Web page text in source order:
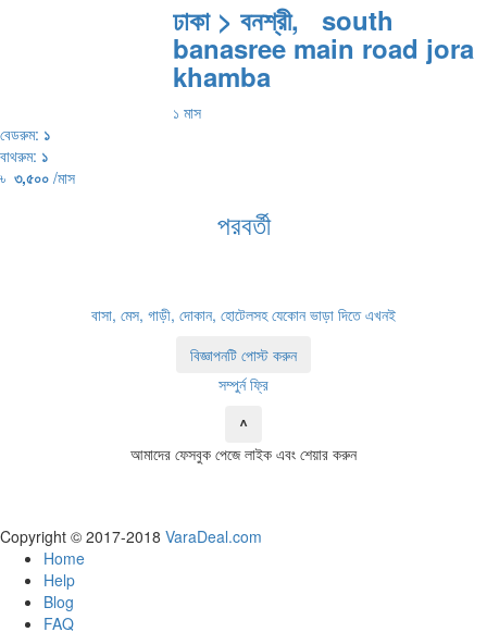
ঢাকা > বনশ্রী, south
banasree main road jora
khamba
১ মাস
বেডরুম: ১
বাথরুম: ১
৳ ৩,৫০০ /মাস
পরবর্তী
বাসা, মেস, গাড়ী, দোকান, হোটেলসহ যেকোন ভাড়া দিতে এখনই
বিজ্ঞাপনটি পোস্ট করুন
সম্পুর্ন ফ্রি
^
আমাদের ফেসবুক পেজে লাইক এবং শেয়ার করুন
Copyright © 2017-2018 VaraDeal.com
Home
Help
Blog
FAQ